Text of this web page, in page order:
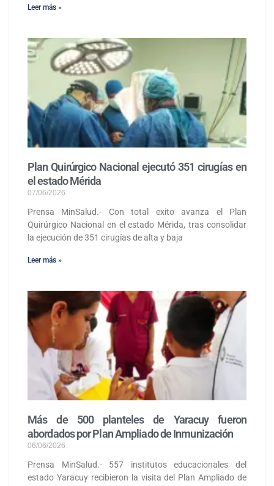
Leer más »
Plan Quirúrgico Nacional ejecutó 351 cirugías en
el estado Mérida
07/06/2026
Prensa MinSalud.- Con total exito avanza el Plan
Quirúrgico Nacional en el estado Mérida, tras consolidar
la ejecución de 351 cirugías de alta y baja
Leer más »
Más de 500 planteles de Yaracuy fueron
abordados por Plan Ampliado de Inmunización
06/06/2026
Prensa MinSalud.- 557 institutos educacionales del
estado Yaracuy recibieron la visita del Plan Ampliado de